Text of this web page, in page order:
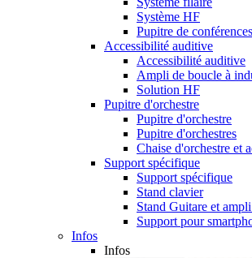
Système HF
Pupitre de conférences
Accessibilité auditive
Accessibilité auditive
Ampli de boucle à
Solution HF
Pupitre d'orchestre
Pupitre d'orchestre
Pupitre d'orchestres
Chaise d'orchestre et
Support spécifique
Support spécifique
Stand clavier
Stand Guitare et
Support pour
Infos
Infos